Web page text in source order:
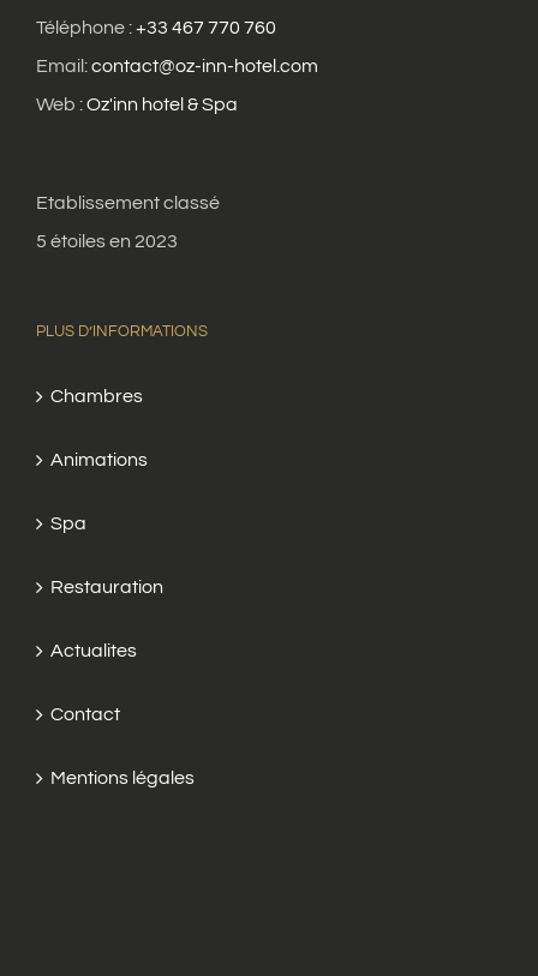
Téléphone :+33 467 770 760
Email:contact@oz-inn-hotel.com
Web :Oz'inn hotel & Spa
Etablissement classé
5 étoiles en 2023
PLUS D’INFORMATIONS
Chambres
Animations
Spa
Restauration
Actualites
Contact
Mentions légales